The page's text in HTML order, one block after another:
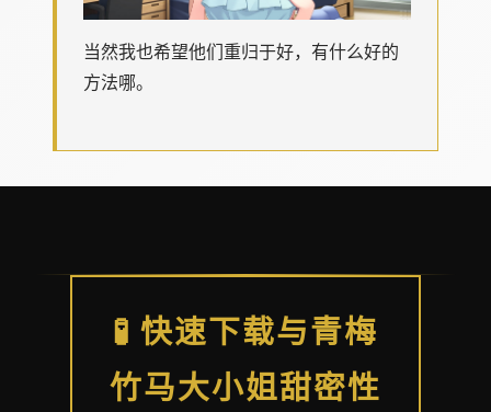
当然我也希望他们重归于好，有什么好的
方法哪。
🧪 快速下载与青梅
竹马大小姐甜密性